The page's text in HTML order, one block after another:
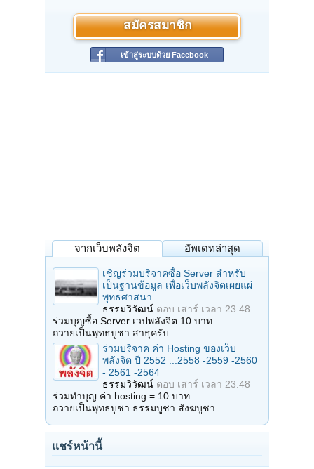
สมัครสมาชิก
เข้าสู่ระบบด้วย Facebook
จากเว็บพลังจิต อัพเดทล่าสุด
เชิญร่วมบริจาคซื้อ Server สำหรับ
เป็นฐานข้อมูล เพื่อเว็บพลังจิตเผยแผ่
พุทธศาสนา
ธรรมวิวัฒน์ ตอบ เสาร์ เวลา 23:48
ร่วมบุญซื้อ Server เวปพลังจิต 10 บาท
ถวายเป็นพุทธบูชา สาธุครับ…
ร่วมบริจาค ค่า Hosting ของเว็บ
พลังจิต ปี 2552 ...2558 -2559 -2560
- 2561 -2564
ธรรมวิวัฒน์ ตอบ เสาร์ เวลา 23:48
ร่วมทำบุญ ค่า hosting = 10 บาท
ถวายเป็นพุทธบูชา ธรรมบูชา สังฆบูชา…
แชร์หน้านี้